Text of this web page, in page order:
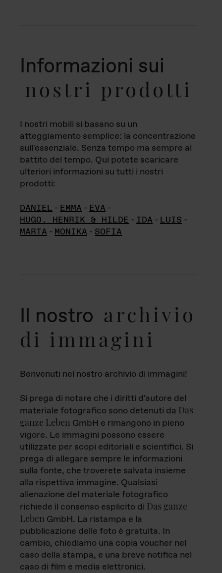
Informazioni sui
nostri prodotti
I nostri mobili si basano su un
atteggiamento semplice: la concentrazione
sull'essenziale. Senza tempo ma sempre al
battito del tempo. Qui potete scaricare
ulteriori informazioni su tutti i nostri
prodotti:
DANIEL - EMMA - EVA -
HUGO, HENRIK & HILDE - IDA - LUIS -
MARTA - MONIKA - SOFIA
Il nostro archivio
di immagini
Benvenuti nel nostro archivio di immagini!
Si prega di notare che i diritti d'autore del
materiale fotografico sono detenuti da Das
ganze Leben GmbH e rimangono in pieno
vigore. Le immagini possono essere
utilizzate per scopi editoriali e scientifici. Si
prega di allegare sempre le informazioni
sulla fonte, che troverete salvata insieme
alla rispettiva immagine. Qualsiasi
alienazione del materiale fotografico
richiede il consenso esplicito di Das ganze
Leben GmbH. La ristampa e la
pubblicazione delle foto è gratuita. In
cambio, chiediamo una copia voucher nel
caso della stampa, e una breve notifica nel
caso di film e media elettronici.